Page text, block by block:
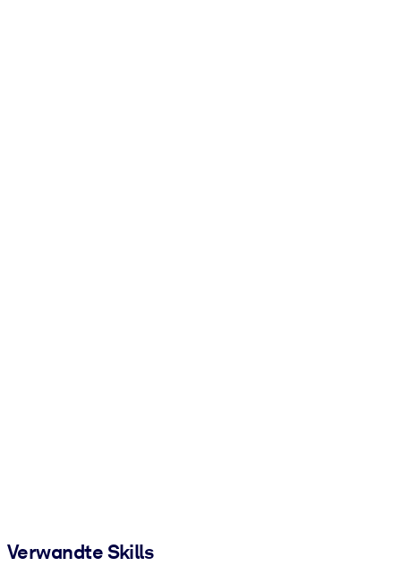
Verwandte Skills